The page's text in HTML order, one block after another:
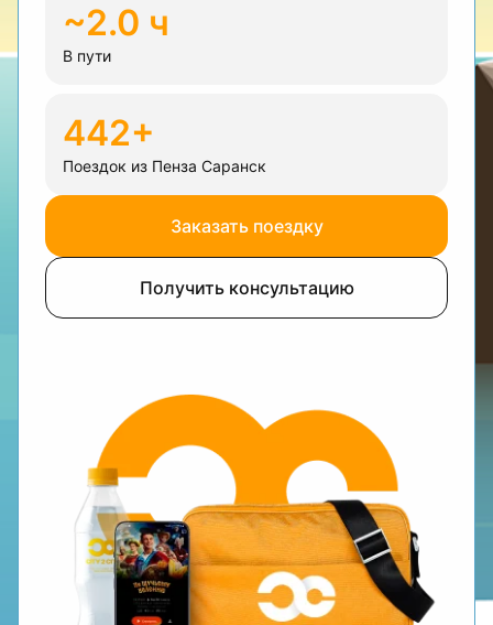
~2.0 ч
В пути
442+
Поездок из Пенза Саранск
Заказать поездку
Получить консультацию